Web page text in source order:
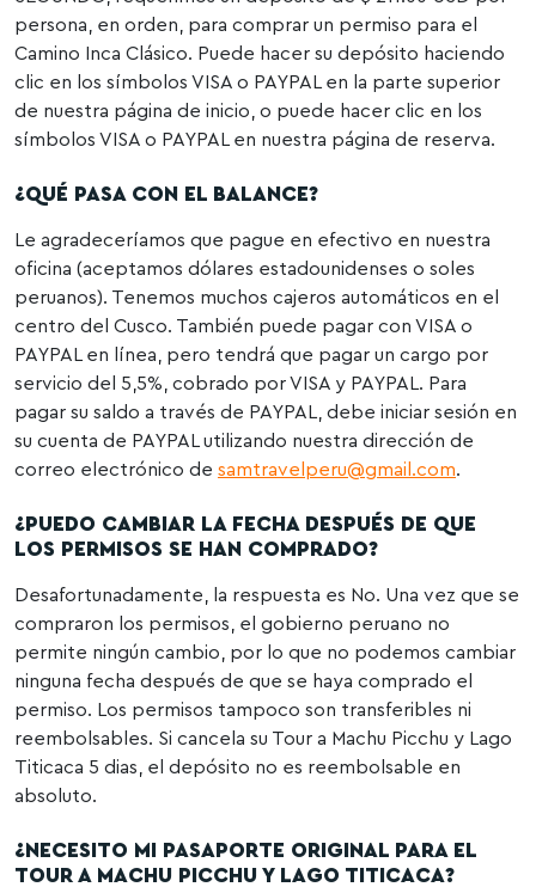
persona, en orden, para comprar un permiso para el
Camino Inca Clásico. Puede hacer su depósito haciendo
clic en los símbolos VISA o PAYPAL en la parte superior
de nuestra página de inicio, o puede hacer clic en los
símbolos VISA o PAYPAL en nuestra página de reserva.
¿QUÉ PASA CON EL BALANCE?
Le agradeceríamos que pague en efectivo en nuestra
oficina (aceptamos dólares estadounidenses o soles
peruanos). Tenemos muchos cajeros automáticos en el
centro del Cusco. También puede pagar con VISA o
PAYPAL en línea, pero tendrá que pagar un cargo por
servicio del 5,5%, cobrado por VISA y PAYPAL. Para
pagar su saldo a través de PAYPAL, debe iniciar sesión en
su cuenta de PAYPAL utilizando nuestra dirección de
correo electrónico de samtravelperu@gmail.com.
¿PUEDO CAMBIAR LA FECHA DESPUÉS DE QUE
LOS PERMISOS SE HAN COMPRADO?
Desafortunadamente, la respuesta es No. Una vez que se
compraron los permisos, el gobierno peruano no
permite ningún cambio, por lo que no podemos cambiar
ninguna fecha después de que se haya comprado el
permiso. Los permisos tampoco son transferibles ni
reembolsables. Si cancela su Tour a Machu Picchu y Lago
Titicaca 5 dias, el depósito no es reembolsable en
absoluto.
¿NECESITO MI PASAPORTE ORIGINAL PARA EL
TOUR A MACHU PICCHU Y LAGO TITICACA?